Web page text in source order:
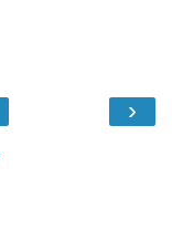
›